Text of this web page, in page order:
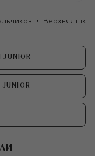
Верхняя
JUNIOR